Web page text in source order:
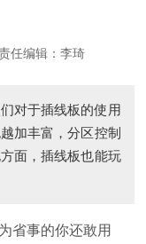
任编辑：李琦
对于插线板的使用
加丰富，分区控制
面，插线板也能玩